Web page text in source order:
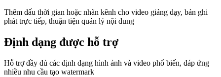
Thêm dấu thời gian hoặc nhãn kênh cho video giảng dạy, bản ghi
phát trực tiếp, thuận tiện quản lý nội dung
Định dạng được hỗ trợ
Hỗ trợ đầy đủ các định dạng hình ảnh và video phổ biến, đáp ứng
nhiều nhu cầu tạo watermark